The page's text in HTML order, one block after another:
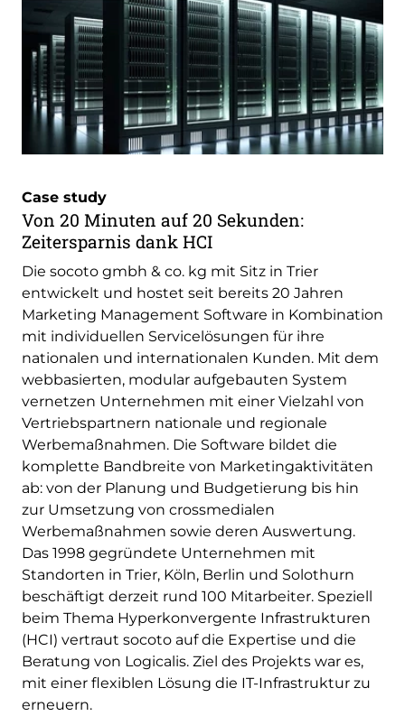
Case study
Von 20 Minuten auf 20 Sekunden:
Zeitersparnis dank HCI
Die socoto gmbh & co. kg mit Sitz in Trier
entwickelt und hostet seit bereits 20 Jahren
Marketing Management Software in Kombination
mit individuellen Servicelösungen für ihre
nationalen und internationalen Kunden. Mit dem
webbasierten, modular aufgebauten System
vernetzen Unternehmen mit einer Vielzahl von
Vertriebspartnern nationale und regionale
Werbemaßnahmen. Die Software bildet die
komplette Bandbreite von Marketingaktivitäten
ab: von der Planung und Budgetierung bis hin
zur Umsetzung von crossmedialen
Werbemaßnahmen sowie deren Auswertung.
Das 1998 gegründete Unternehmen mit
Standorten in Trier, Köln, Berlin und Solothurn
beschäftigt derzeit rund 100 Mitarbeiter. Speziell
beim Thema Hyperkonvergente Infrastrukturen
(HCI) vertraut socoto auf die Expertise und die
Beratung von Logicalis. Ziel des Projekts war es,
mit einer flexiblen Lösung die IT-Infrastruktur zu
erneuern.